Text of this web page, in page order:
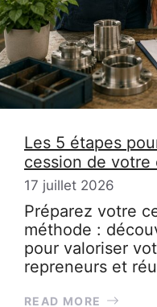
Les 5 étapes
cession de votre
17 juillet 2026
Préparez votre
méthode :
pour valoriser
repreneurs et
READ MORE